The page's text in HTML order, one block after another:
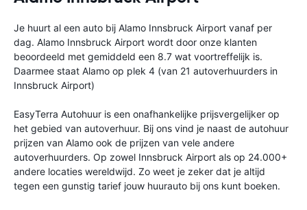
Je huurt al een auto bij Alamo Innsbruck Airport vanaf per
dag. Alamo Innsbruck Airport wordt door onze klanten
beoordeeld met gemiddeld een 8.7 wat voortreffelijk is.
Daarmee staat Alamo op plek 4 (van 21 autoverhuurders in
Innsbruck Airport)
EasyTerra Autohuur is een onafhankelijke prijsvergelijker op
het gebied van autoverhuur. Bij ons vind je naast de autohuur
prijzen van Alamo ook de prijzen van vele andere
autoverhuurders. Op zowel Innsbruck Airport als op 24.000+
andere locaties wereldwijd. Zo weet je zeker dat je altijd
tegen een gunstig tarief jouw huurauto bij ons kunt boeken.